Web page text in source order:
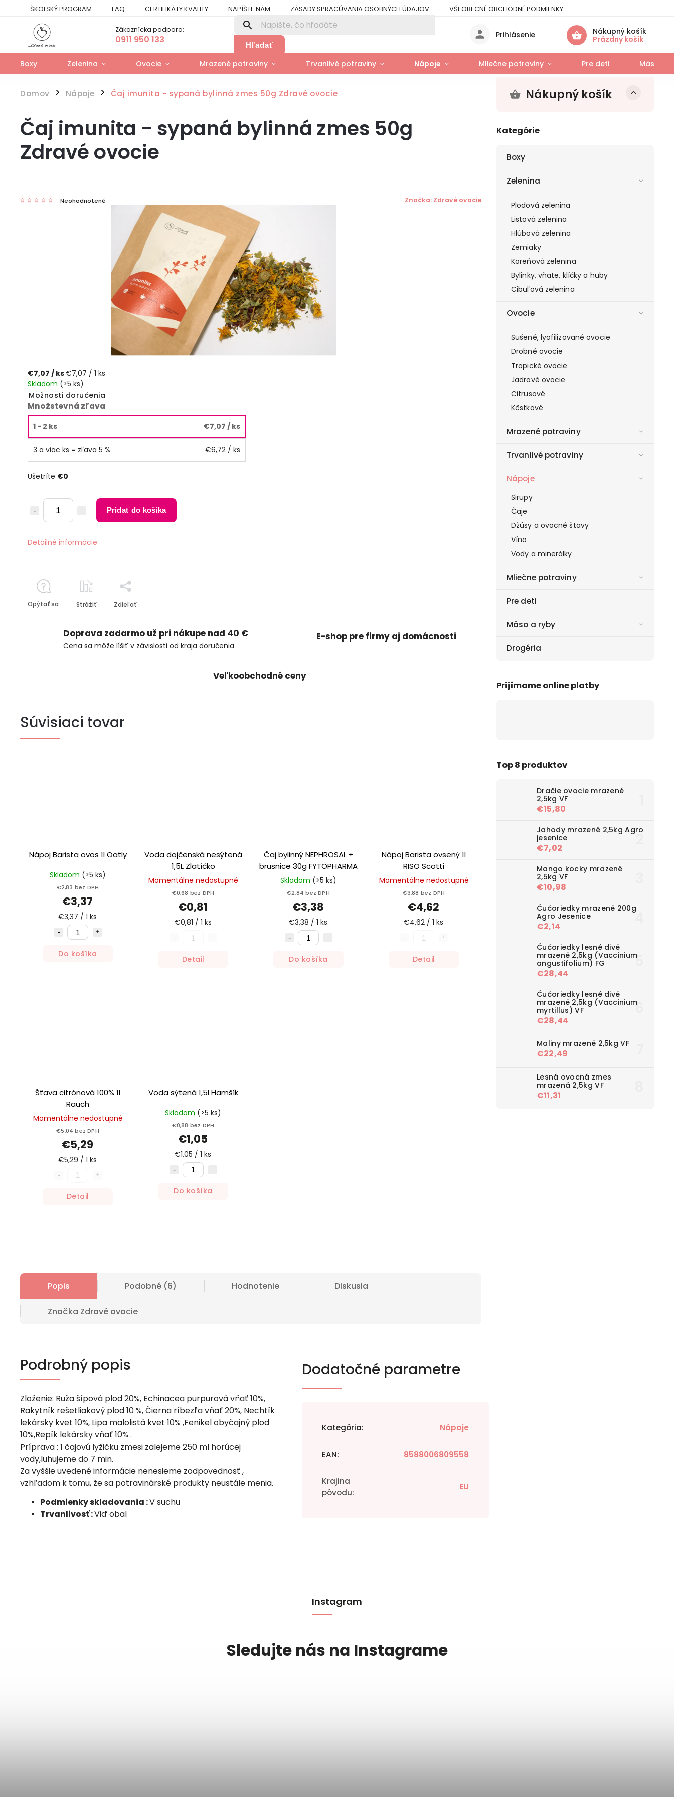
ŠKOLSKÝ PROGRAM FAQ CERTIFIKÁTY KVALITY NAPÍŠTE NÁM ZÁSADY SPRACÚVANIA OSOBNÝCH ÚDAJOV
VŠEOBECNÉ OBCHODNÉ PODMIENKY
PREPRAVNÝ PORIADOK
PRE FIRMY A ORGANIZÁCIE
ZÁSADY POUŽÍVANIA SÚBOROV COOKIES
FORMULÁR NA UPLATNENIE PRÁV ZO ZODPOVEDNOSTI ZA VADY
MOJA OBJEDNÁVKA
Zákaznícka podpora:
0911 950 133 Hľadať
Nákupný košík
Prázdny košík
Prihlásenie
Boxy Zelenina Ovocie Mrazené potraviny Trvanlivé potraviny Nápoje Mliečne potraviny Pre deti Mäso a
Domov / Nápoje / Čaj imunita - sypaná bylinná zmes 50g Zdravé ovocie Nákupný košík
Kategórie
Boxy
Zelenina
Plodová zelenina
Listová zelenina
Hlúbová zelenina
Zemiaky
Koreňová zelenina
Bylinky, vňate, klíčky a huby
Cibuľová zelenina
Ovocie
Sušené, lyofilizované ovocie
Drobné ovocie
Tropické ovocie
Jadrové ovocie
Citrusové
Kôstkové
Mrazené potraviny
Trvanlivé potraviny
Nápoje
Sirupy
Čaje
Džúsy a ovocné štavy
Víno
Vody a minerálky
Mliečne potraviny
Pre deti
Mäso a ryby
Drogéria
Prijímame online platby
Top 8 produktov
Dračie ovocie mrazené
2,5kg VF
€15,80
Jahody mrazené 2,5kg Agro
jesenice
€7,02
Mango kocky mrazené
2,5kg VF
€10,98
Čučoriedky mrazené 200g
Agro Jesenice
€2,14
Čučoriedky lesné divé
mrazené 2,5kg (Vaccinium
angustifolium) FG
€28,44
Čučoriedky lesné divé
mrazené 2,5kg (Vaccinium
myrtillus) VF
€28,44
Maliny mrazené 2,5kg VF
€22,49
Lesná ovocná zmes
mrazená 2,5kg VF
€11,31
Čaj imunita - sypaná bylinná zmes 50g
Zdravé ovocie
Neohodnotené Značka: Zdravé ovocie
€7,07 / ks€7,07 / 1 ks
Skladom (>5 ks)
Možnosti doručenia
Množstevná zľava
1 - 2 ks €7,07 / ks
3 a viac ks = zľava 5 % €6,72 / ks
Ušetríte €0
Pridať do košíka
Detailné informácie
Opýtať sa Strážiť Zdieľať
Doprava zadarmo už pri nákupe nad 40 €
Cena sa môže líšiť v závislosti od kraja doručenia
E-shop pre firmy aj domácnosti
Veľkoobchodné ceny
Súvisiaci tovar
Nápoj Barista ovos 1l Oatly
Skladom (>5 ks)
€2,83 bez DPH
€3,37
€3,37 / 1 ks
Do košíka
Voda dojčenská nesýtená
1,5L Zlatíčko
Momentálne nedostupné
€0,68 bez DPH
€0,81
€0,81 / 1 ks
Detail
Čaj bylinný NEPHROSAL +
brusnice 30g FYTOPHARMA
Skladom (>5 ks)
€2,84 bez DPH
€3,38
€3,38 / 1 ks
Do košíka
Nápoj Barista ovsený 1l
RISO Scotti
Momentálne nedostupné
€3,88 bez DPH
€4,62
€4,62 / 1 ks
Detail
Šťava citrónová 100% 1l
Rauch
Momentálne nedostupné
€5,04 bez DPH
€5,29
€5,29 / 1 ks
Detail
Voda sýtená 1,5l Hamšík
Skladom (>5 ks)
€0,88 bez DPH
€1,05
€1,05 / 1 ks
Do košíka
Popis Podobné (6) Hodnotenie Diskusia
Značka Zdravé ovocie
Podrobný popis
Zloženie: Ruža šípová plod 20%, Echinacea purpurová vňať 10%,
Rakytník rešetliakový plod 10 %, Čierna ríbezľa vňať 20%, Nechtík
lekársky kvet 10%, Lipa malolistá kvet 10% ,Fenikel obyčajný plod
10%,Repík lekársky vňať 10% .
Príprava : 1 čajovú lyžičku zmesi zalejeme 250 ml horúcej
vody,luhujeme do 7 min.
Za vyššie uvedené informácie nenesieme zodpovednosť ,
vzhľadom k tomu, že sa potravinárské produkty neustále menia.
Podmienky skladovania :V suchu
Trvanlivosť :Viď obal
Dodatočné parametre
Kategória: Nápoje
EAN: 8588006809558
Krajina
pôvodu:
EU
Instagram
Sledujte nás na Instagrame